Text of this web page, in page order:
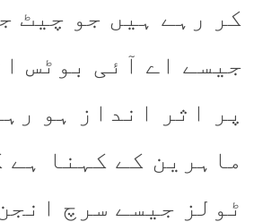
کر رہے ہیں جو چیٹ
جیسے اے آئی بوٹس
پر اثر انداز ہو
ماہرین کے کہنا ہے
ٹولز جیسے سرچ